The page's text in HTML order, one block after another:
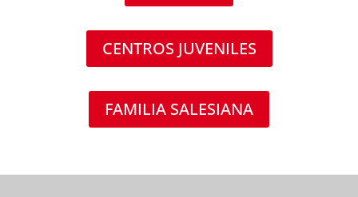
CENTROS JUVENILES
FAMILIA SALESIANA